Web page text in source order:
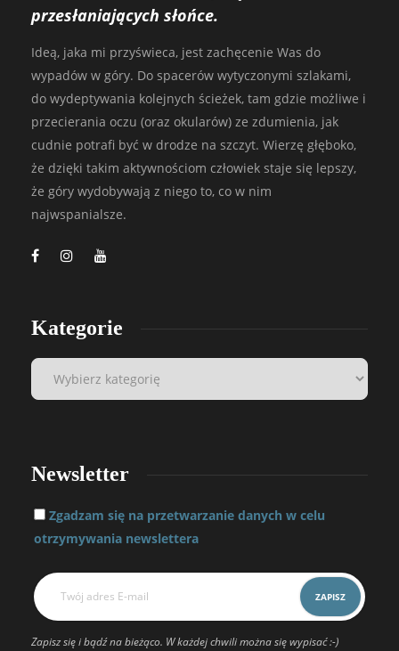
przesłaniających słońce.
Ideą, jaka mi przyświeca, jest zachęcenie Was do
wypadów w góry. Do spacerów wytyczonymi szlakami,
do wydeptywania kolejnych ścieżek, tam gdzie możliwe i
przecierania oczu (oraz okularów) ze zdumienia, jak
cudnie potrafi być w drodze na szczyt. Wierzę głęboko,
że dzięki takim aktywnościom człowiek staje się lepszy,
że góry wydobywają z niego to, co w nim
najwspanialsze.
Kategorie
Newsletter
Zgadzam się na przetwarzanie danych w celu
otrzymywania newslettera
Zapisz się i bądź na bieżąco. W każdej chwili można się wypisać :-)